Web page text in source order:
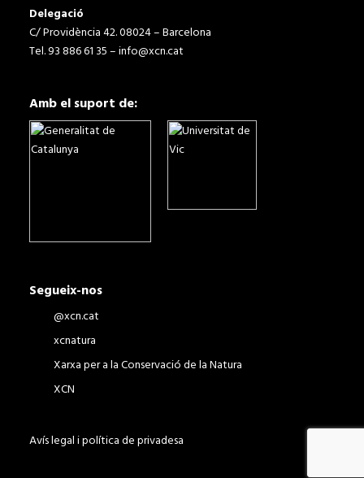
Delegació
C/ Providència 42. 08024 – Barcelona
Tel. 93 886 61 35 –info@xcn.cat
Amb el suport de:
Segueix-nos
@xcn.cat
xcnatura
Xarxa per a la Conservació de la Natura
XCN
Avís legal i política de privadesa